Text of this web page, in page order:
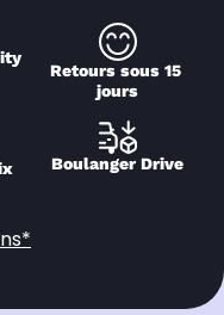
Retours sous 15
jours
Boulanger Drive